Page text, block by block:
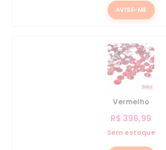
AVISE-ME
Vermelho
R$ 396,99
Sem estoque